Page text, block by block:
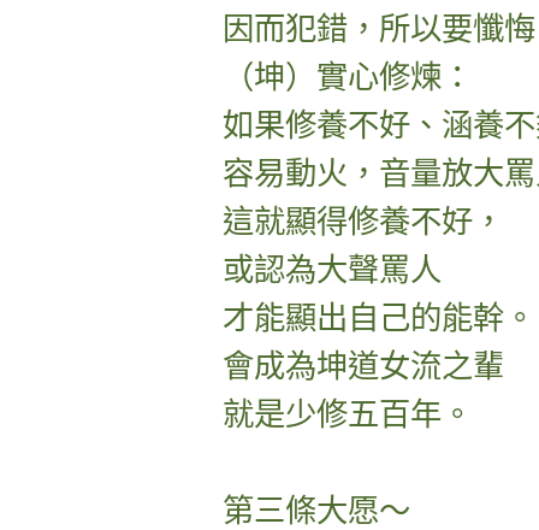
因而犯錯，所以要懺
（坤）實心修煉：
如果修養不好、涵養
容易動火，音量放大
這就顯得修養不好，
或認為大聲罵人
才能顯出自己的能幹。
會成為坤道女流之輩
就是少修五百年。
第三條大愿～